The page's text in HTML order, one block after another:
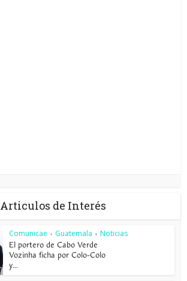
Articulos de Interés
Comunicae • Guatemala • Noticias
El portero de Cabo Verde
Vozinha ficha por Colo-Colo
y...